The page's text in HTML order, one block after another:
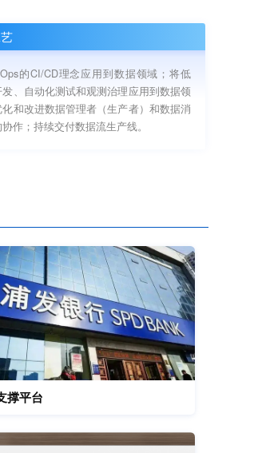
的CI/CD理念应用到数据领域；将低
、自动化测试和观测治理应用到数据领
和改进数据管理者（生产者）和数据消
作；持续交付数据流生产线。
撑平台